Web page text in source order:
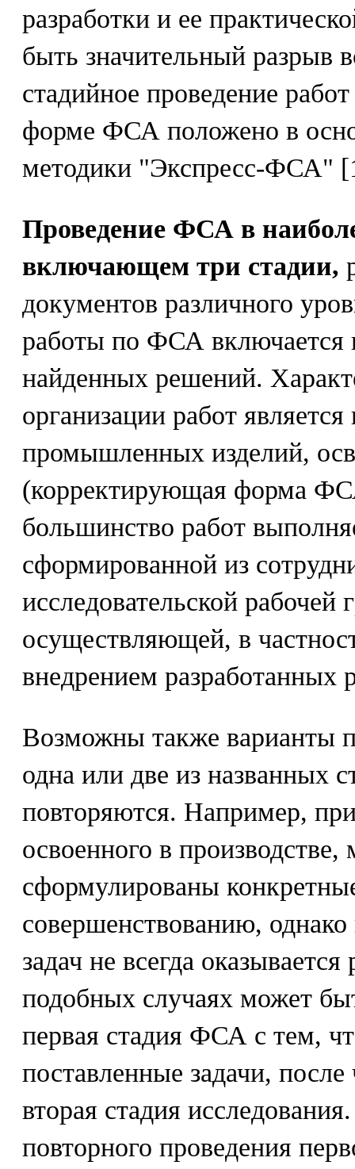
разработки и ее
быть значительный разрыв
стадийное проведение
форме ФСА положено в
методики "Экспресс-ФСА"
Проведение ФСА в
включающем три стадии,
документов различного
работы по ФСА включается
найденных решений.
организации работ
промышленных изделий,
(корректирующая форма
большинство работ
сформированной из
исследовательской
осуществляющей, в
внедрением разработанных
Возможны также варианты
одна или две из названных
повторяются. Например,
освоенного в производстве,
сформулированы
совершенствованию,
задач не всегда
подобных случаях может
первая стадия ФСА с тем,
поставленные задачи, после
вторая стадия
повторного проведения